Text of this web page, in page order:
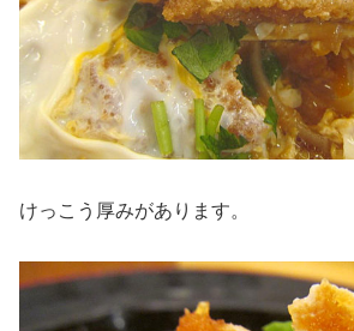
けっこう厚みがあります。